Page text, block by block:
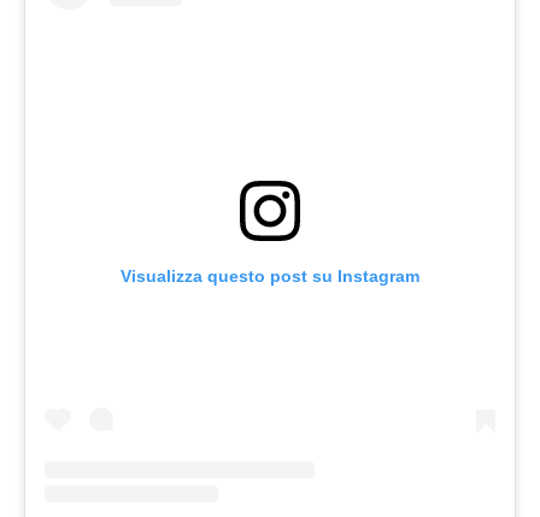
Visualizza questo post su Instagram